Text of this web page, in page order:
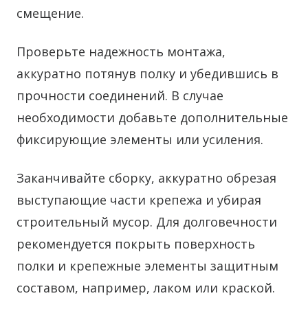
смещение.
Проверьте надежность монтажа,
аккуратно потянув полку и убедившись в
прочности соединений. В случае
необходимости добавьте дополнительные
фиксирующие элементы или усиления.
Заканчивайте сборку, аккуратно обрезая
выступающие части крепежа и убирая
строительный мусор. Для долговечности
рекомендуется покрыть поверхность
полки и крепежные элементы защитным
составом, например, лаком или краской.